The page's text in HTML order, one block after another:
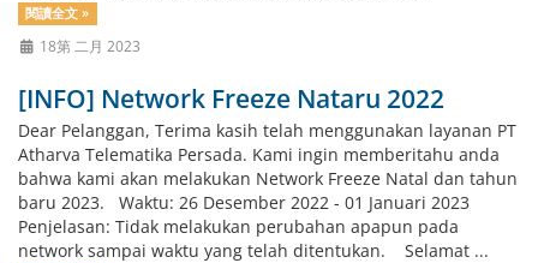
閱讀全文 »
18第 二月 2023
[INFO] Network Freeze Nataru 2022
Dear Pelanggan, Terima kasih telah menggunakan layanan PT
Atharva Telematika Persada. Kami ingin memberitahu anda
bahwa kami akan melakukan Network Freeze Natal dan tahun
baru 2023. Waktu: 26 Desember 2022 - 01 Januari 2023
Penjelasan: Tidak melakukan perubahan apapun pada
network sampai waktu yang telah ditentukan. Selamat ...